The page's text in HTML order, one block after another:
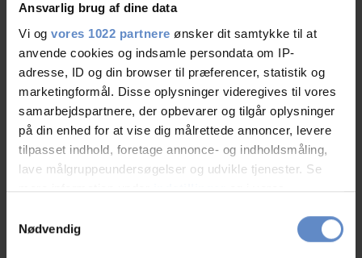
Ansvarlig brug af dine data
Vi og vores 1022 partnere ønsker dit samtykke til at
anvende cookies og indsamle persondata om IP-
adresse, ID og din browser til præferencer, statistik og
marketingformål. Disse oplysninger videregives til vores
samarbejdspartnere, der opbevarer og tilgår oplysninger
på din enhed for at vise dig målrettede annoncer, levere
tilpasset indhold, foretage annonce- og indholdsmåling,
lave målgruppeundersøgelser og udvikle tjenester. Se
mere information underindstillingerog i vores
tilbage eller ændre indstillinger fra vores
"Cookiedeklaration", eller ved at trykke på "Privacy
Nødvendig
Antal værelser uden bad og/eller toilet
Faciliteter
Hunde er velkomne Gratis wifi
Handicap venligt